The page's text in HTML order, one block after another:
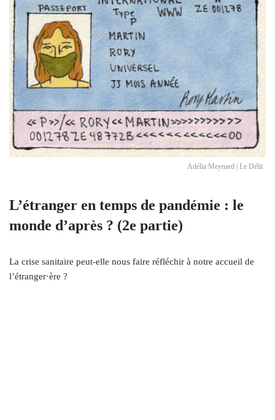
Adélia Meynard | Le Délit
L’étranger en temps de pandémie : le
monde d’après ? (2e partie)
La crise sanitaire peut-elle nous faire réfléchir à notre accueil de
l’étranger·ère ?